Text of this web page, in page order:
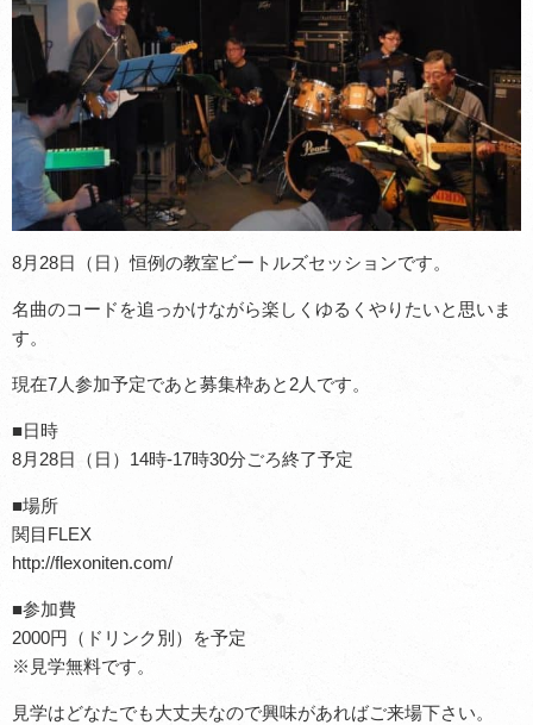
8月28日（日）恒例の教室ビートルズセッションです。
名曲のコードを追っかけながら楽しくゆるくやりたいと思いま
す。
現在7人参加予定であと募集枠あと2人です。
■日時
8月28日（日）14時-17時30分ごろ終了予定
■場所
関目FLEX
http://flexoniten.com/
■参加費
2000円（ドリンク別）を予定
※見学無料です。
見学はどなたでも大丈夫なので興味があればご来場下さい。